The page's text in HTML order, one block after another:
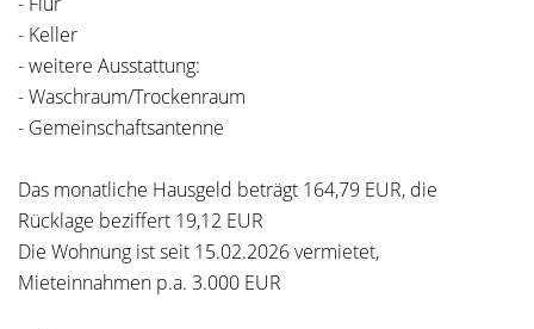
- Keller
- weitere Ausstattung:
- Waschraum/Trockenraum
- Gemeinschaftsantenne
Das monatliche Hausgeld beträgt 164,79 EUR, die
Rücklage beziffert 19,12 EUR
Die Wohnung ist seit 15.02.2026 vermietet,
Mieteinnahmen p.a. 3.000 EUR